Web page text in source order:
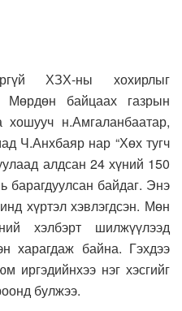
ХЗХ-ны хохирлыг
Мөрдөн байцаах газрын
хошууч н.Амгаланбаатар,
Ч.Анхбаяр нар “Хөх тугч
алдсан 24 хүний 150
барагдуулсан байдаг. Энэ
хүртэл хэвлэгдсэн. Мөн
хэлбэрт шилжүүлээд
харагдаж байна. Гэхдээ
иргэдийнхээ нэг хэсгийг
булжээ.